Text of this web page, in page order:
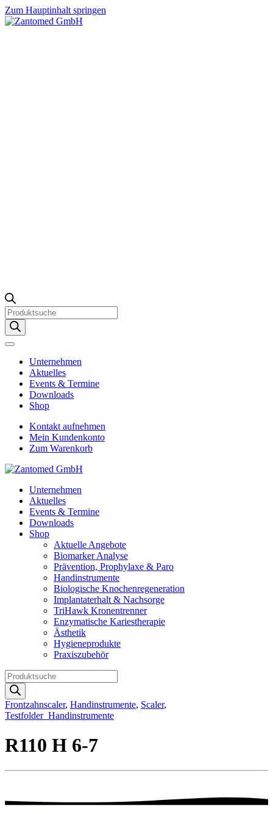
Zum Hauptinhalt springen
Products
search
Unternehmen
Aktuelles
Events & Termine
Downloads
Shop
Kontakt aufnehmen
Mein Kundenkonto
Zum Warenkorb
Unternehmen
Aktuelles
Events & Termine
Downloads
Shop
Aktuelle Angebote
Biomarker Analyse
Prävention, Prophylaxe & Paro
Handinstrumente
Biologische Knochenregeneration
Implantaterhalt & Nachsorge
TriHawk Kronentrenner
Enzymatische Kariestherapie
Ästhetik
Hygieneprodukte
Praxiszubehör
Products
search
Frontzahnscaler, Handinstrumente, Scaler,
Testfolder_Handinstrumente
R110 H 6-7